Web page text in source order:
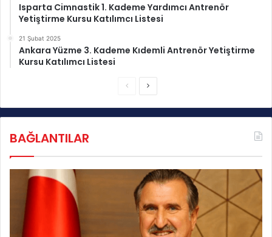
Isparta Cimnastik 1. Kademe Yardımcı Antrenör
Yetiştirme Kursu Katılımcı Listesi
21 Şubat 2025
Ankara Yüzme 3. Kademe Kıdemli Antrenör Yetiştirme
Kursu Katılımcı Listesi
c
k
i
n
a
k
s
a
BAĞLANTILAR